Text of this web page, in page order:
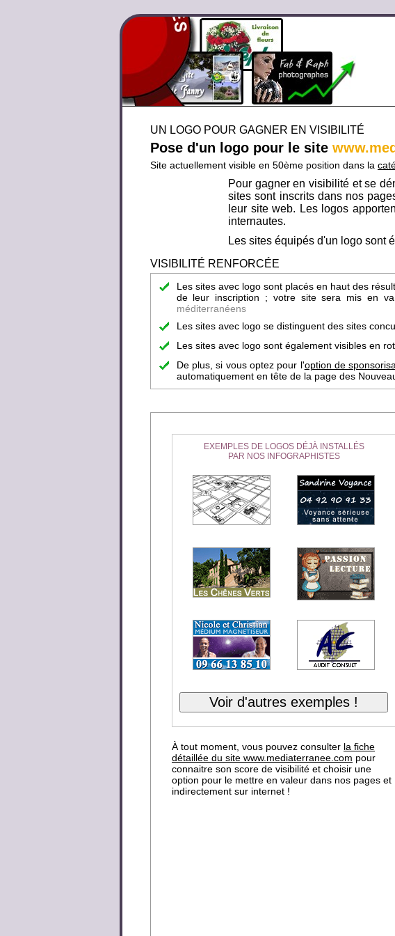
UN LOGO POUR GAGNER EN VISIBILITÉ
Pose d'un logo pour le site
Site actuellement visible en 50ème position dans la
Pour gagner en visibilité et se
sites sont inscrits dans nos
leur site web. Les logos
internautes.
Les sites équipés d'un logo sont
VISIBILITÉ RENFORCÉE
Les sites avec logo sont placés en haut des
de leur inscription ; votre site sera mis en
méditerranéens
Les sites avec logo se distinguent des sites
Les sites avec logo sont également visibles en
De plus, si vous optez pour l'option de
automatiquement en tête de la page des
EXEMPLES DE LOGOS DÉJÀ INSTALLÉS
PAR NOS INFOGRAPHISTES
À tout moment, vous pouvez consulter la fiche
détaillée du site www.mediaterranee.com pour
connaitre son score de visibilité et choisir une
option pour le mettre en valeur dans nos pages et
indirectement sur internet !